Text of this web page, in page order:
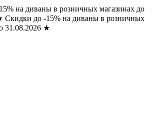
на диваны в розничных магазинах до
Скидки до -15% на диваны в розничных
31.08.2026 ★